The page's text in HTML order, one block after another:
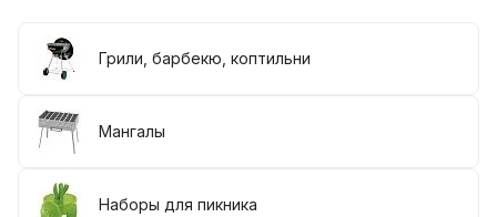
Грили, барбекю, коптильни
Мангалы
Наборы для пикника